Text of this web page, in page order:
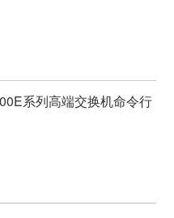
系列高端交换机命令行